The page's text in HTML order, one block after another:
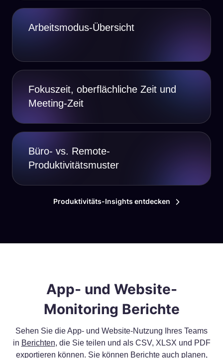
Arbeitsmodus-Übersicht
Fokuszeit, oberflächliche Zeit und
Meeting-Zeit
Büro- vs. Remote-
Produktivitätsmuster
Produktivitäts-Insights entdecken
App- und Website-
Monitoring Berichte
Sehen Sie die App- und Website-Nutzung Ihres Teams
in Berichten, die Sie teilen und als CSV, XLSX und PDF
exportieren können. Sie können Berichte auch planen,